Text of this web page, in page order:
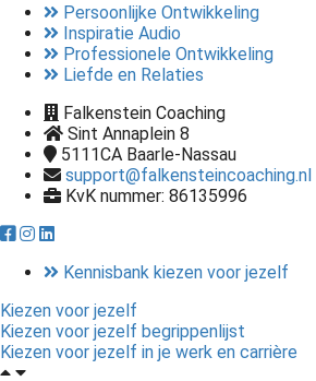
Persoonlijke Ontwikkeling
Inspiratie Audio
Professionele Ontwikkeling
Liefde en Relaties
Falkenstein Coaching
Sint Annaplein 8
5111CA Baarle-Nassau
support@falkensteincoaching.nl
KvK nummer: 86135996
Kennisbank kiezen voor jezelf
Kiezen voor jezelf
Kiezen voor jezelf begrippenlijst
Kiezen voor jezelf in je werk en carrière